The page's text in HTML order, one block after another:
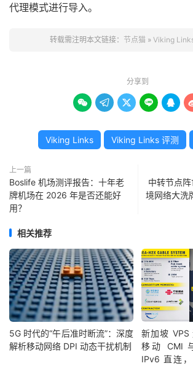
代理模式进行导入。
转载需注明本文链接： 节点猫 » Viking
分享到
    
Viking Links Viking Links 评测
上一篇
Boslife 机场测评报告：十年老
牌机场在 2026 年是否还能好
用？
中转节点
境网络大洗
相关推荐
5G 时代的“午后准时断流”：深度
解析移动网络 DPI 动态干扰机制
新加坡 VPS
移动 CMI
IPv6 直连